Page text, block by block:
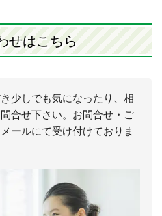
せはこちら
少しでも気になったり、相
合せ下さい。お問合せ・ご
ールにて受け付けておりま